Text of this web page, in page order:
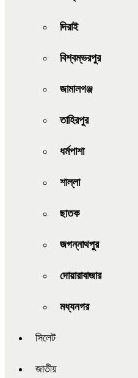
দিরাই
বিশ্বম্ভরপুর
জামালগঞ্জ
তাহিরপুর
ধর্মপাশা
শাল্লা
ছাতক
জগন্নাথপুর
দোয়ারাবাজার
মধ্যনগর
সিলেট
জাতীয়